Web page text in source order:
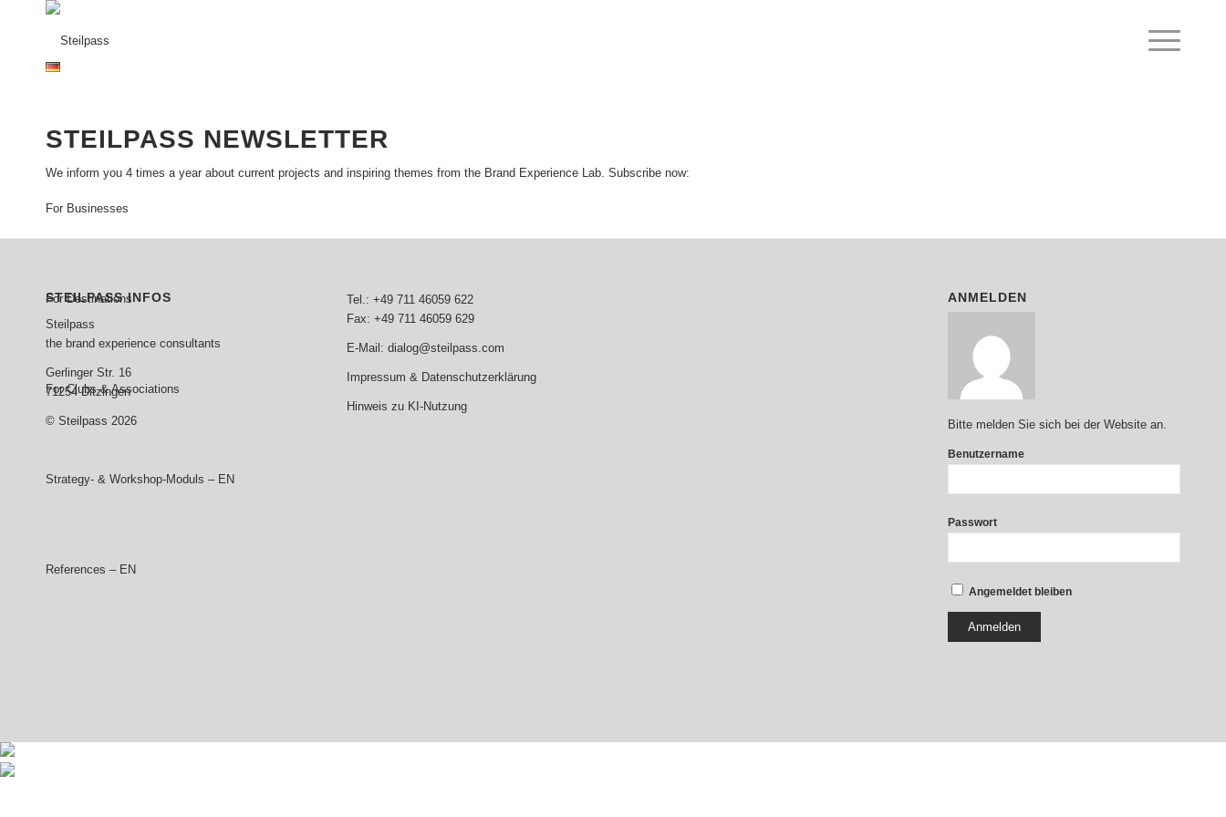
For Businesses
For Destinations
For Clubs & Associations
Strategy- & Workshop-Moduls – EN
References – EN
STEILPASS NEWSLETTER
We inform you 4 times a year about current projects and inspiring themes from the Brand Experience Lab. Subscribe now:
STEILPASS INFOS
Steilpass
the brand experience consultants
Gerlinger Str. 16
71254 Ditzingen
© Steilpass 2026
Tel.: +49 711 46059 622
Fax: +49 711 46059 629
E-Mail: dialog@steilpass.com
Impressum & Datenschutzerklärung
Hinweis zu KI-Nutzung
ANMELDEN
Bitte melden Sie sich bei der Website an.
Benutzername
Passwort
Angemeldet bleiben